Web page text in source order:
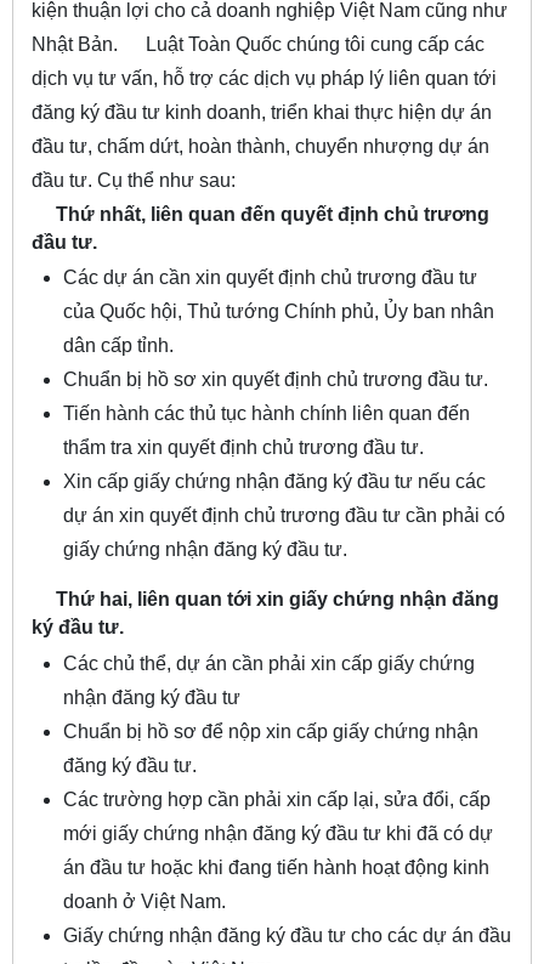
kiện thuận lợi cho cả doanh nghiệp Việt Nam cũng như
Nhật Bản.
Luật Toàn Quốc chúng tôi cung cấp các
dịch vụ tư vấn, hỗ trợ các dịch vụ pháp lý liên quan tới
đăng ký đầu tư kinh doanh, triển khai thực hiện dự án
đầu tư, chấm dứt, hoàn thành, chuyển nhượng dự án
đầu tư. Cụ thể như sau:
Thứ nhất, liên quan đến quyết định chủ trương
đầu tư.
Các dự án cần xin quyết định chủ trương đầu tư
của Quốc hội, Thủ tướng Chính phủ, Ủy ban nhân
dân cấp tỉnh.
Chuẩn bị hồ sơ xin quyết định chủ trương đầu tư.
Tiến hành các thủ tục hành chính liên quan đến
thẩm tra xin quyết định chủ trương đầu tư.
Xin cấp giấy chứng nhận đăng ký đầu tư nếu các
dự án xin quyết định chủ trương đầu tư cần phải có
giấy chứng nhận đăng ký đầu tư.
Thứ hai, liên quan tới xin giấy chứng nhận đăng
ký đầu tư.
Các chủ thể, dự án cần phải xin cấp giấy chứng
nhận đăng ký đầu tư
Chuẩn bị hồ sơ để nộp xin cấp giấy chứng nhận
đăng ký đầu tư.
Các trường hợp cần phải xin cấp lại, sửa đổi, cấp
mới giấy chứng nhận đăng ký đầu tư khi đã có dự
án đầu tư hoặc khi đang tiến hành hoạt động kinh
doanh ở Việt Nam.
Giấy chứng nhận đăng ký đầu tư cho các dự án đầu